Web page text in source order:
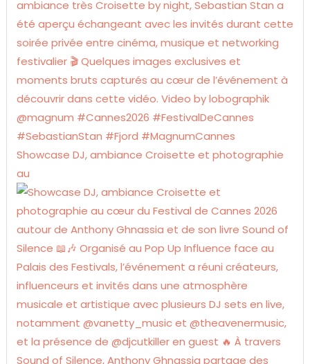
Showcase DJ, ambiance Croisette et photographie
au